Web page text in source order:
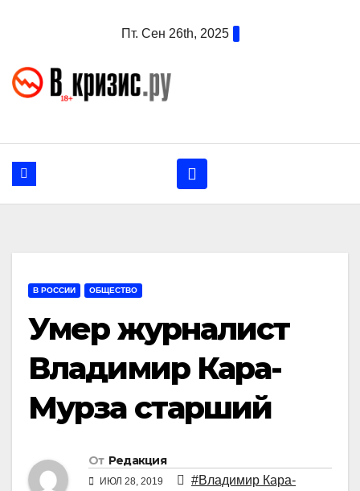
Пт. Сен 26th, 2025
В РОССИИ ОБЩЕСТВО
Умер журналист
Владимир Кара-
Мурза старший
От Редакция
ИЮЛ 28, 2019
#Владимир Кара-